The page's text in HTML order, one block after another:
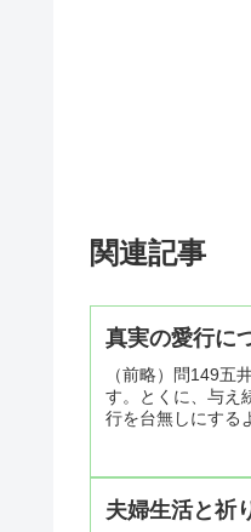
関連記事
真実の愛行に
（前略）問149五
す。とくに、与え
行を台無しにする
夫婦生活と祈